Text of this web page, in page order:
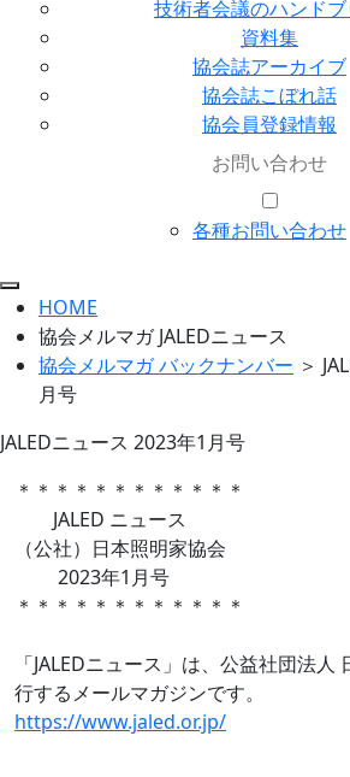
技術者会議のハンドブ
資料集
協会誌アーカイブ
協会誌こぼれ話
協会員登録情報
お問い合わせ
各種お問い合わせ
HOME
協会メルマガ JALEDニュース
協会メルマガ バックナンバー ＞
月号
JALEDニュース 2023年1月号
＊＊＊＊＊＊＊＊＊＊＊＊
JALED ニュース
（公社）日本照明家協会
2023年1月号
＊＊＊＊＊＊＊＊＊＊＊＊
「JALEDニュース」は、公益社団法人
行するメールマガジンです。
https://www.jaled.or.jp/